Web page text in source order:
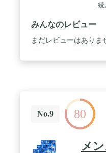
続
みんなのレビュー
まだレビューはありま
No.9 80
メ